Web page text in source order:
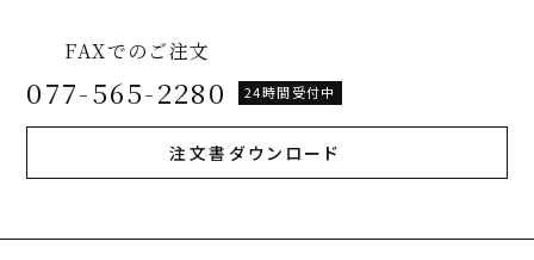
FAXでのご注文
077-565-2280 24時間受付中
注文書ダウンロード